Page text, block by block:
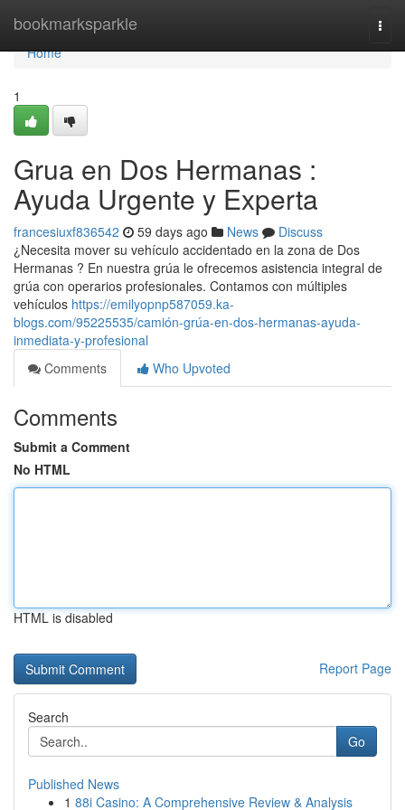
bookmarksparkle
Home
Home
1
Grua en Dos Hermanas :
Ayuda Urgente y Experta
francesiuxf836542 59 days ago News
Discuss
¿Necesita mover su vehículo accidentado en la zona de Dos
Hermanas ? En nuestra grúa le ofrecemos asistencia integral de
grúa con operarios profesionales. Contamos con múltiples
vehículos https://emilyopnp587059.ka-
blogs.com/95225535/camión-grúa-en-dos-hermanas-ayuda-
inmediata-y-profesional
Comments
Who Upvoted
Comments
Submit a Comment
No HTML
HTML is disabled
Report Page
Search
Go
Published News
1 88i Casino: A Comprehensive Review & Analysis